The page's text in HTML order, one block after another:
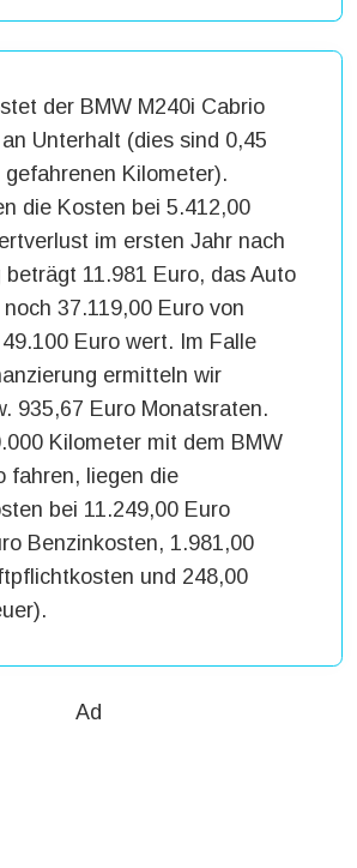
der BMW M240i Cabrio
Unterhalt (dies sind 0,45
Kilometer).
die Kosten bei 5.412,00
im ersten Jahr nach
11.981 Euro, das Auto
37.119,00 Euro von
Euro wert. Im Falle
ermitteln wir
935,67 Euro Monatsraten.
Kilometer mit dem BMW
fahren, liegen die
bei 11.249,00 Euro
Benzinkosten, 1.981,00
und 248,00
Ad